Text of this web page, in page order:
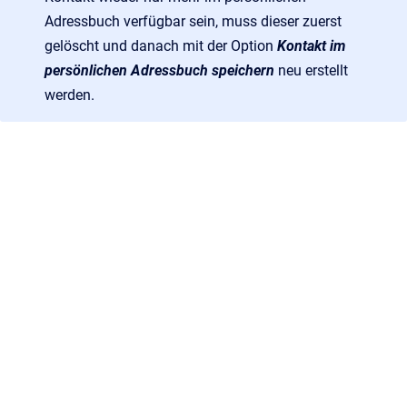
Adressbuch verfügbar sein, muss dieser zuerst
gelöscht und danach mit der Option Kontakt im
persönlichen Adressbuch speichern neu erstellt
werden.